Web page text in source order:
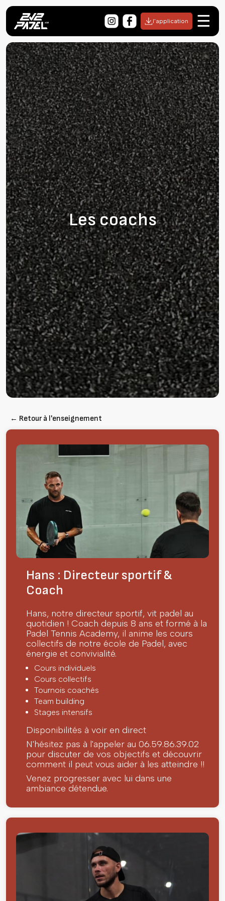
l'application ☰
Les coachs
← Retour à l'enseignement
Hans : Directeur sportif &
Coach
Hans, notre directeur sportif, vit padel au
quotidien ! Coach depuis 8 ans et formé à la
Padel Tennis Academy, il anime les cours
collectifs de notre école de Padel, avec
énergie et convivialité.
Cours individuels
Cours collectifs
Tournois coachés
Team building
Stages intensifs
Disponibilités à voir en direct
N'hésitez pas à l'appeler au 06.59.86.39.02
pour discuter de vos objectifs et découvrir
comment il peut vous aider à les atteindre !!
Venez progresser avec lui dans une
ambiance détendue.